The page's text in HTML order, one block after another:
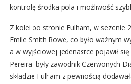
kontrolę środka pola i możliwość
Z kolei po stronie Fulham, w sezonie
Emile Smith Rowe, co było ważnym
a w wyjściowej jedenastce pojawił
Pereira, były zawodnik Czerwonych
składzie Fulham z pewnością